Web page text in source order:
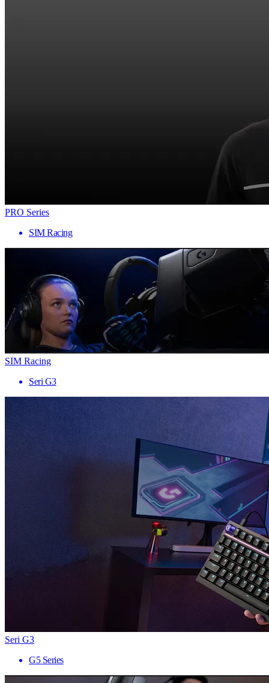
PRO Series
SIM Racing
SIM Racing
Seri G3
Seri G3
G5 Series